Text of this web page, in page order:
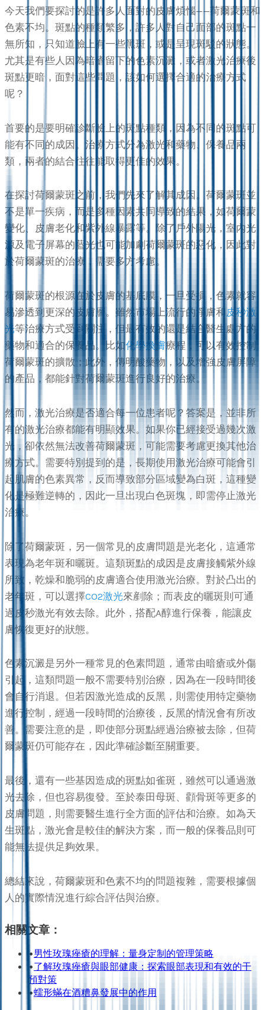
今天我們要探討的是許多人面對的皮膚煩惱——荷爾蒙斑和
色素不均。斑點的種類繁多，許多人對自己面部的斑點一
無所知，只知道臉上有一些黑斑，或是呈現斑駁的狀態。
尤其是有些人因為暗瘡留下的色素沉澱，或者激光治療後
斑點更暗，面對這些問題，該如何選擇合適的治療方式
呢？
首要的是要明確診斷臉上的斑點種類，因為不同的斑點可
能有不同的成因。治療方式分為激光和藥物、保養品兩
類，兩者的結合往往能取得更佳的效果。
在探討荷爾蒙斑之前，我們先來了解其成因。荷爾蒙斑並
不是單一疾病，而是多種因素共同導致的結果，如荷爾蒙
變化、皮膚老化和紫外線暴露等。除了戶外陽光，室內光
源及電子屏幕的藍光也可能加劇荷爾蒙斑的惡化，因此對
於荷爾蒙斑的治療，需要多方考慮。
荷爾蒙斑的根源在於皮膚的基底膜，一旦受損，色素就容
易滲透到更深的皮膚層。雖然市場上流行的淨膚和 皮秒激
光等治療方式受到關注，但最有效的還是結合醫生處方的
藥物和適合的保養品。比如化學換膚療程，可以有效控制
荷爾蒙斑的擴散；此外，傳明酸藥物，以及增強皮膚屏障
的產品，都能針對荷爾蒙斑進行良好的治療。
然而，激光治療是否適合每一位患者呢？答案是，並非所
有的激光治療都能有明顯效果。如果你已經接受過幾次激
光，卻依然無法改善荷爾蒙斑，可能需要考慮更換其他治
療方式。需要特別提到的是，長期使用激光治療可能會引
起肌膚的色素異常，反而導致部分區域變為白斑，這種變
化是極難逆轉的，因此一旦出現白色斑塊，即需停止激光
治療。
除了荷爾蒙斑，另一個常見的皮膚問題是光老化，這通常
表現為老年斑和曬斑。這類斑點的成因是皮膚接觸紫外線
所致，乾燥和脆弱的皮膚適合使用激光治療。對於凸出的
老年斑，可以選擇CO2激光來剷除；而表皮的曬斑則可通
過皮秒激光有效去除。此外，搭配A醇進行保養，能讓皮
膚恢復更好的狀態。
色素沉澱是另外一種常見的色素問題，通常由暗瘡或外傷
引起，這類問題一般不需要特別治療，因為在一段時間後
會自行消退。但若因激光造成的反黑，則需使用特定藥物
進行控制，經過一段時間的治療後，反黑的情況會有所改
善。需要注意的是，即使部分斑點經過治療被去除，但荷
爾蒙斑仍可能存在，因此準確診斷至關重要。
最後，還有一些基因造成的斑點如雀斑，雖然可以通過激
光去除，但也容易復發。至於泰田母斑、顴骨斑等更多的
皮膚問題，則需要醫生進行全方面的評估和治療。如為天
生斑點，激光會是較佳的解決方案，而一般的保養品則可
能無法提供足夠效果。
總結來說，荷爾蒙斑和色素不均的問題複雜，需要根據個
人的實際情況進行綜合評估與治療。
相關文章：
•男性玫瑰痤瘡的理解：量身定制的管理策略
•了解玫瑰痤瘡與眼部健康：探索眼部表現和有效的干
預對策
•蠕形蟎在酒糟鼻發展中的作用